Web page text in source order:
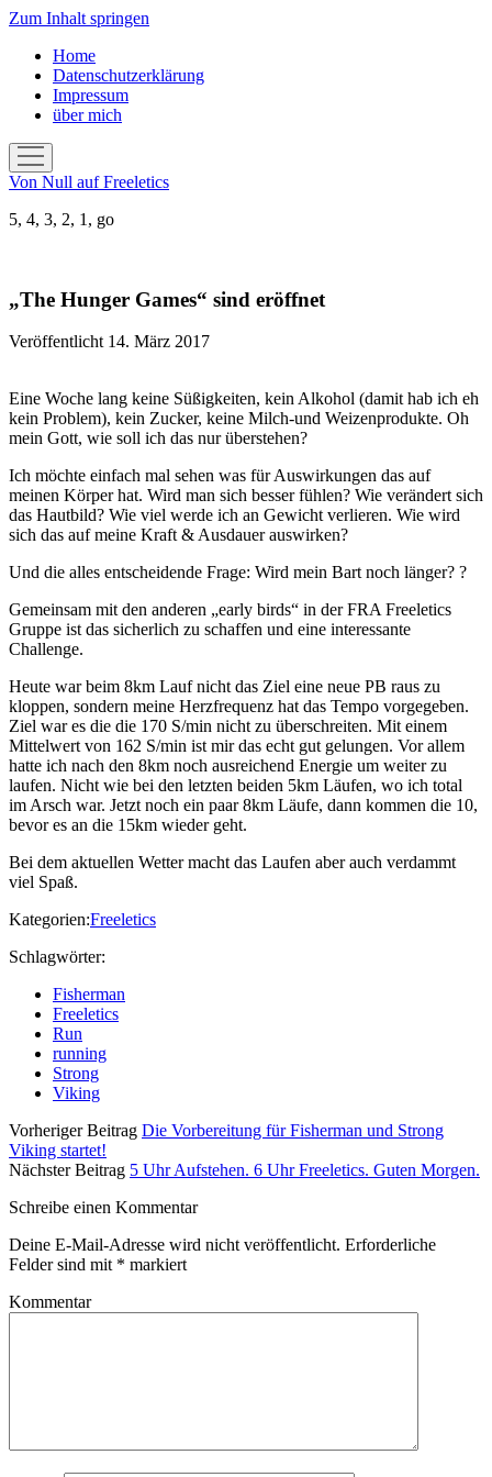
Zum Inhalt springen
Home
Datenschutzerklärung
Impressum
über mich
Menü
öffnen
Von Null auf Freeletics
5, 4, 3, 2, 1, go
„The Hunger Games“ sind eröffnet
Veröffentlicht 14. März 2017
Eine Woche lang keine Süßigkeiten, kein Alkohol (damit hab ich eh
kein Problem), kein Zucker, keine Milch-und Weizenprodukte. Oh
mein Gott, wie soll ich das nur überstehen?
Ich möchte einfach mal sehen was für Auswirkungen das auf
meinen Körper hat. Wird man sich besser fühlen? Wie verändert sich
das Hautbild? Wie viel werde ich an Gewicht verlieren. Wie wird
sich das auf meine Kraft & Ausdauer auswirken?
Und die alles entscheidende Frage: Wird mein Bart noch länger? ?
Gemeinsam mit den anderen „early birds“ in der FRA Freeletics
Gruppe ist das sicherlich zu schaffen und eine interessante
Challenge.
Heute war beim 8km Lauf nicht das Ziel eine neue PB raus zu
kloppen, sondern meine Herzfrequenz hat das Tempo vorgegeben.
Ziel war es die die 170 S/min nicht zu überschreiten. Mit einem
Mittelwert von 162 S/min ist mir das echt gut gelungen. Vor allem
hatte ich nach den 8km noch ausreichend Energie um weiter zu
laufen. Nicht wie bei den letzten beiden 5km Läufen, wo ich total
im Arsch war. Jetzt noch ein paar 8km Läufe, dann kommen die 10,
bevor es an die 15km wieder geht.
Bei dem aktuellen Wetter macht das Laufen aber auch verdammt
viel Spaß.
Kategorien:Freeletics
Schlagwörter:
Fisherman
Freeletics
Run
running
Strong
Viking
Vorheriger Beitrag Die Vorbereitung für Fisherman und Strong
Viking startet!
Nächster Beitrag 5 Uhr Aufstehen. 6 Uhr Freeletics. Guten Morgen.
Schreibe einen Kommentar
Deine E-Mail-Adresse wird nicht veröffentlicht. Erforderliche
Felder sind mit * markiert
Kommentar